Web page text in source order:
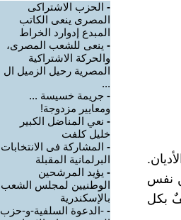
نفس
بكل
- الحزب الاشتراكى
المصرى ينعى الكاتب
المبدع إدوارد الخراط
- ينعى للشعب المصرى،
والحركة الاشتراكية
المصرية رحيل الزميل ال
...
- جريمة خسيسة ...
ومعايير مزدوجة!
- نعي المناضل الكبير
خليل كلفت
- المشاركة فى الانتخابات
البرلمانية المقبلة
- يؤيد المرشحين
الوطنيين لمجلس الشعب
بالإسكندرية
- -الدعوة السلفية-و-حزب